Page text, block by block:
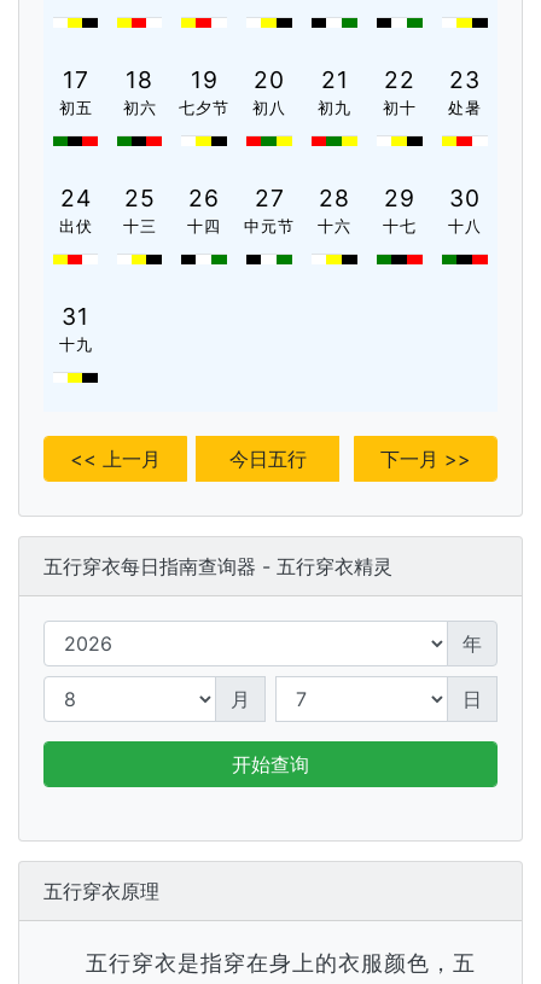
17
初五
18
初六
19
七夕节
20
初八
21
初九
22
初十
23
处暑
24
出伏
25
十三
26
十四
27
中元节
28
十六
29
十七
30
十八
31
十九
<< 上一月 今日五行 下一月 >>
五行穿衣每日指南查询器 - 五行穿衣精灵
年
月 日
开始查询
五行穿衣原理
五行穿衣是指穿在身上的衣服颜色，五